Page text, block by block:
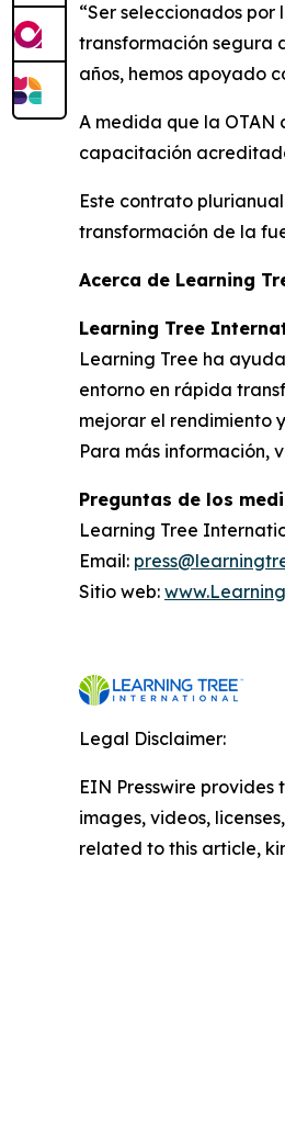
“Ser seleccionados
transformación segura
años, hemos apoyado
A medida que la
capacitación
Este contrato
transformación de la
Acerca de Learning
Learning Tree
Learning Tree ha
entorno en rápida
mejorar el rendimiento
Para más información,
Preguntas de los
Learning Tree
Email:
Sitio web:
Legal Disclaimer:
EIN Presswire
images, videos,
related to this article,